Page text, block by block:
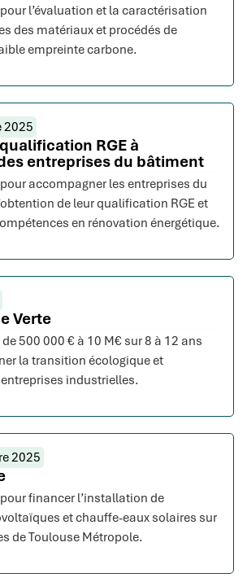
l’évaluation et la caractérisation
des matériaux et procédés de
empreinte carbone.
2025
RGE à
entreprises du bâtiment
accompagner les entreprises du
de leur qualification RGE et
en rénovation énergétique.
Verte
500 000 € à 10 M€ sur 8 à 12 ans
la transition écologique et
industrielles.
2025
financer l’installation de
et chauffe-eaux solaires sur
de Toulouse Métropole.